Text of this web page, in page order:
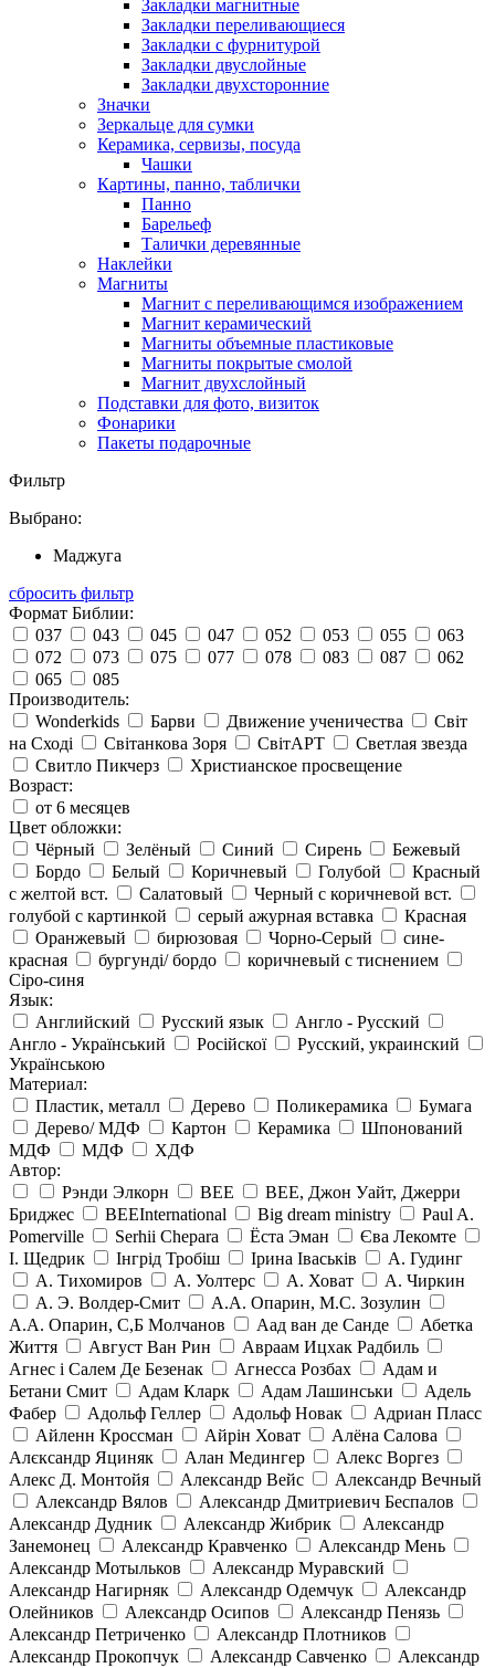
Закладки магнитные
Закладки переливающиеся
Закладки с фурнитурой
Закладки двуслойные
Закладки двухсторонние
Значки
Зеркальце для сумки
Керамика, сервизы, посуда
Чашки
Картины, панно, таблички
Панно
Барельеф
Талички деревянные
Наклейки
Магниты
Магнит с переливающимся изображением
Магнит керамический
Магниты объемные пластиковые
Магниты покрытые смолой
Магнит двухслойный
Подставки для фото, визиток
Фонарики
Пакеты подарочные
Фильтр
Выбрано:
Маджуга
сбросить фильтр
Формат Библии:
037
043 045 047 052 053 055
063
072
073 075 077 078 083 087
062
065
085
Производитель:
Wonderkids
Барви Движение ученичества
Світ
на Сході
Світанкова Зоря СвітАРТ
Светлая звезда
Свитло Пикчерз
Христианское просвещение
Возраст:
от 6 месяцев
Цвет обложки:
Чёрный
Зелёный Синий Сирень
Бежевый
Бордо
Белый Коричневый Голубой
Красный
с желтой вст.
Салатовый
Черный с коричневой вст.
голубой с картинкой
серый ажурная вставка
Красная
Оранжевый
бирюзовая Чорно-Серый
сине-
красная
бургунді/ бордо
коричневый с тиснением
Сіро-синя
Язык:
Английский
Русский язык
Англо - Русский
Англо - Український
Російскої
Русский, украинский
Українською
Материал:
Пластик, металл
Дерево Поликерамика
Бумага
Дерево/ МДФ
Картон Керамика
Шпонований
МДФ
МДФ
ХДФ
Автор:
Рэнди Элкорн
BEE
BEE, Джон Уайт, Джерри
Бриджес
BEEInternational Big dream ministry
Paul A.
Pomerville
Serhii Chepara Ёста Эман
Єва Лекомте
І. Щедрик
Інгрід Тробіш Ірина Іваськів
А. Гудинг
А. Тихомиров
А. Уолтерс А. Ховат
А. Чиркин
А. Э. Волдер-Смит
А.А. Опарин, М.С. Зозулин
А.А. Опарин, С,Б Молчанов
Аад ван де Санде
Абетка
Життя
Август Ван Рин
Авраам Ицхак Радбиль
Агнес і Салем Де Безенак
Агнесса Розбах
Адам и
Бетани Смит
Адам Кларк Адам Лашинськи
Адель
Фабер
Адольф Геллер Адольф Новак
Адриан Пласс
Айленн Кроссман
Айрін Ховат
Алёна Салова
Алєксандр Яциняк
Алан Медингер
Алекс Воргез
Алекс Д. Монтойя
Александр Вейс
Александр Вечный
Александр Вялов
Александр Дмитриевич Беспалов
Александр Дудник
Александр Жибрик
Александр
Занемонец
Александр Кравченко
Александр Мень
Александр Мотыльков
Александр Муравский
Александр Нагирняк
Александр Одемчук
Александр
Олейников
Александр Осипов
Александр Пенязь
Александр Петриченко
Александр Плотников
Александр Прокопчук
Александр Савченко
Александр